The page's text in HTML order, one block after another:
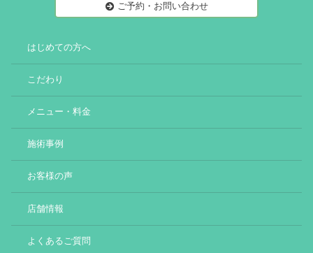
ご予約・お問い合わせ
はじめての方へ
こだわり
メニュー・料金
施術事例
お客様の声
店舗情報
よくあるご質問